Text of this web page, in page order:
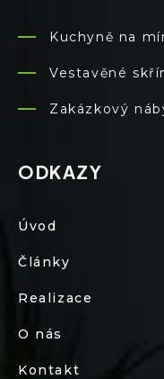
Kuchyně na
Vestavěné
Zakázkový
ODKAZY
Úvod
Články
Realizace
O nás
Kontakt